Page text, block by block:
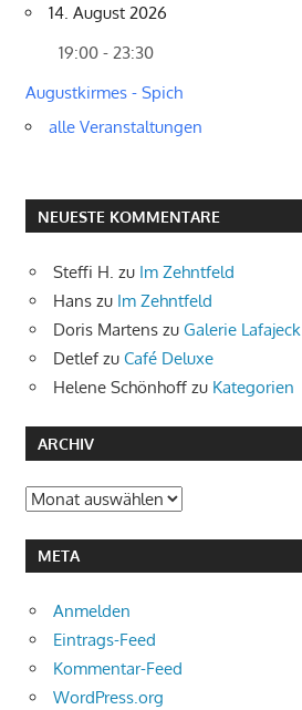
14. August 2026
19:00 - 23:30
Augustkirmes - Spich
alle Veranstaltungen
NEUESTE KOMMENTARE
Steffi H. zu Im Zehntfeld
Hans zu Im Zehntfeld
Doris Martens zu Galerie Lafajeck
Detlefzu Café Deluxe
Helene Schönhoff zu Kategorien
ARCHIV
Archiv
META
Anmelden
Eintrags-Feed
Kommentar-Feed
WordPress.org